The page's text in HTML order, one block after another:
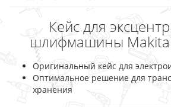
Кейс для
шлифмашины
Оригинальный кейс для
Оптимальное решение для
хранения